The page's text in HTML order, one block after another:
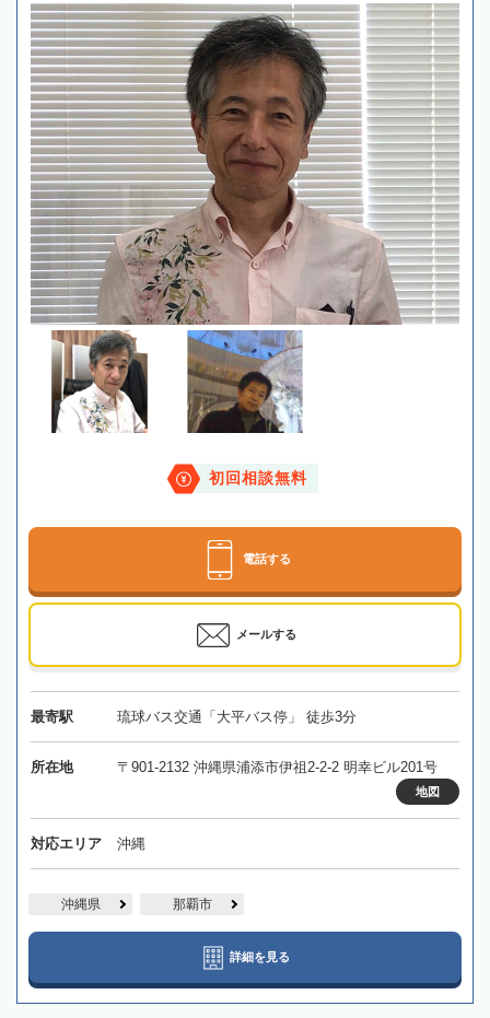
初回相談無料
電話する
メールする
最寄駅 琉球バス交通「大平バス停」 徒歩3分
所在地 〒901-2132 沖縄県浦添市伊祖2-2-2 明幸ビル201号
地図
対応エリア 沖縄
沖縄県 那覇市
詳細を見る